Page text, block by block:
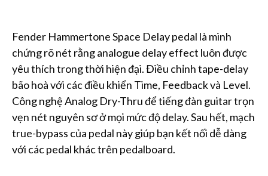
Fender Hammertone Space Delay pedal là minh
chứng rõ nét rằng analogue delay effect luôn được
yêu thích trong thời hiện đại. Điều chỉnh tape-delay
bão hoà với các điều khiển Time, Feedback và Level.
Công nghệ Analog Dry-Thru để tiếng đàn guitar trọn
vẹn nét nguyên sơ ở mọi mức độ delay. Sau hết, mạch
true-bypass của pedal này giúp bạn kết nối dễ dàng
với các pedal khác trên pedalboard.